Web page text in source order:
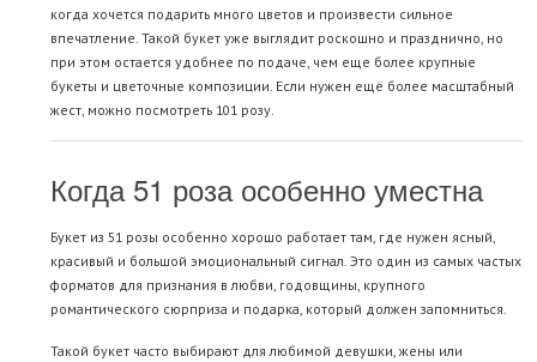
когда хочется подарить много цветов и произвести сильное
впечатление. Такой букет уже выглядит роскошно и празднично, но
при этом остается удобнее по подаче, чем еще более крупные
букеты и цветочные композиции. Если нужен ещё более масштабный
жест, можно посмотреть 101 розу.
Когда 51 роза особенно уместна
Букет из 51 розы особенно хорошо работает там, где нужен ясный,
красивый и большой эмоциональный сигнал. Это один из самых частых
форматов для признания в любви, годовщины, крупного
романтического сюрприза и подарка, который должен запомниться.
Такой букет часто выбирают для любимой девушки, жены или